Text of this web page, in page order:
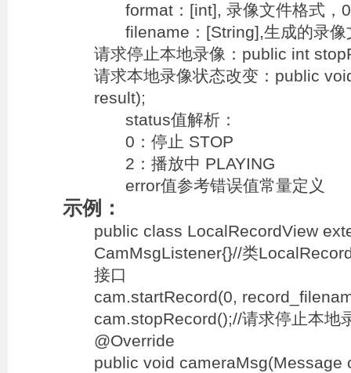
format：[int], 录像文件格式，
filename：[String],生成的录像
请求停止本地录像：public int
请求本地录像状态改变：public
result);
status值解析：
0：停止 STOP
2：播放中 PLAYING
error值参考错误值常量定义
示例：
public class LocalRecordView
CamMsgListener{}//类
接口
cam.startRecord(0,
cam.stopRecord();//请求停止本地
@Override
public void cameraMsg(Message